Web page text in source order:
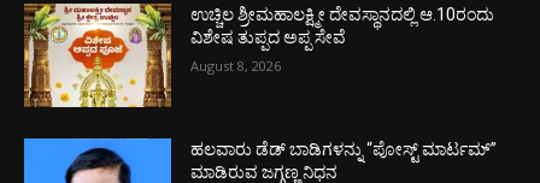
ಉಚ್ಚಿಲ ಶ್ರೀಮಹಾಲಕ್ಷ್ಮೀ ದೇವಸ್ಥಾನದಲ್ಲಿ ಆ.10ರಂದು
ವಿಶೇಷ ತುಪ್ಪದ ಅಪ್ಪ ಸೇವೆ
August 8, 2026
ಹಲವಾರು ಡೆಡ್ ಬಾಡಿಗಳನ್ನು “ಪೋಸ್ಟ್ ಮಾರ್ಟಮ್”
ಮಾಡಿರುವ ಜಗ್ಗಣ್ಣ ನಿಧನ